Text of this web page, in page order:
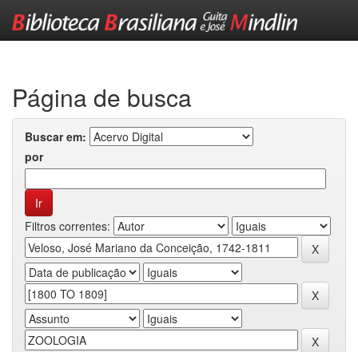
Página de busca
Buscar em:
por
Filtros correntes: